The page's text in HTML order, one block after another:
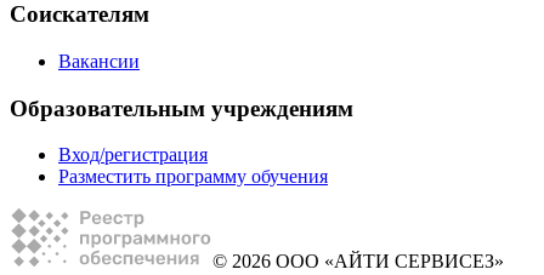
Соискателям
Вакансии
Образовательным учреждениям
Вход/регистрация
Разместить программу обучения
© 2026 ООО «АЙТИ СЕРВИСЕЗ»